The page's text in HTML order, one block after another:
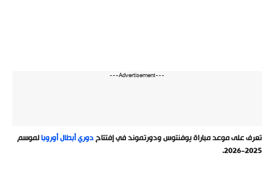
---Advertisement---
تعرف على موعد مباراة يوفنتوس ودورتموند في إفتتاحدوري أبطال أوروبالموسم
2025-2026.